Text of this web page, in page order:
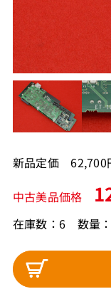
新品定価 62,700
中古美品価格
在庫数：6 数量：